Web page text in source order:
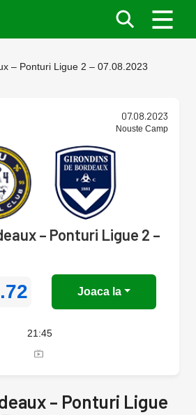
– Ponturi Ligue 2 – 07.08.2023
07.08.2023
Nouste Camp
– Ponturi Ligue 2 –
Joaca la
21:45
– Ponturi Ligue